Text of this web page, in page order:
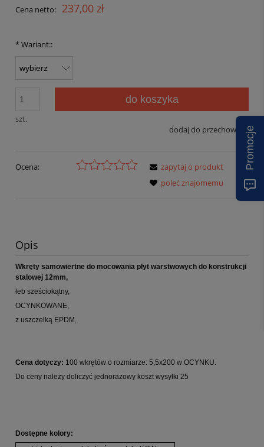
Cena netto: 237,00 zł
*Wariant::
szt.
do koszyka
dodaj do przechowalni
Ocena:
zapytaj o produkt
poleć znajomemu
Opis
Wkręty samowiertne do mocowania płyt warstwowych do konstrukcji
stalowej 12mm,
łeb sześciokątny,
OCYNKOWANE,
z uszczelką EPDM,
Cena dotyczy: 100 wkrętów o rozmiarze: 5,5x200 w OCYNKU.
Do ceny należy doliczyć jednorazowy koszt wysyłki 25
Dostępne kolory:
Promocje